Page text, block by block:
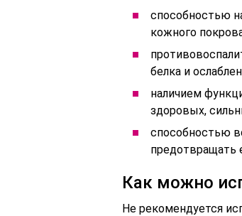
способностью
кожного
белка и
наличием
здоровых,
способностью
предотвращать
Как можно
Не рекомендуется